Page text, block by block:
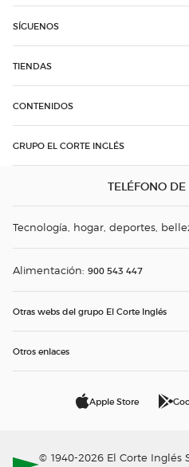
SÍGUENOS
TIENDAS
CONTENIDOS
GRUPO EL CORTE INGLÉS
TELÉFONO
Tecnología, hogar, deportes,
Alimentación: 900 543 447
Otras webs del grupo El Corte Inglés
Otros enlaces
Apple Store
© 1940-2026 El Corte Inglés